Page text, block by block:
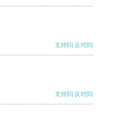
支持[0] 反对[0]
支持[0] 反对[0]